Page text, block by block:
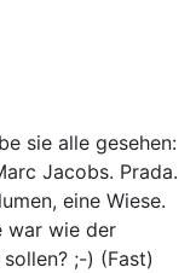
sie alle gesehen:
Jacobs. Prada.
eine Wiese.
war wie der
;-) (Fast)